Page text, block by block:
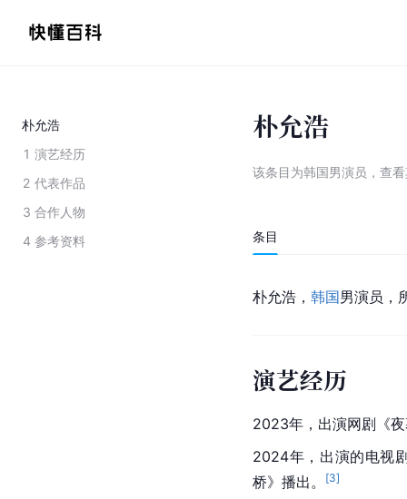
朴允浩
1 演艺经历
2 代表作品
3 合作人物
4 参考资料
朴允浩
该条目为韩国男演员 ， 查看
条目
朴允浩， 韩国男演员，
演艺经历
2023年，出演网剧《
2024年，出演的电视
桥》播出。
[3]